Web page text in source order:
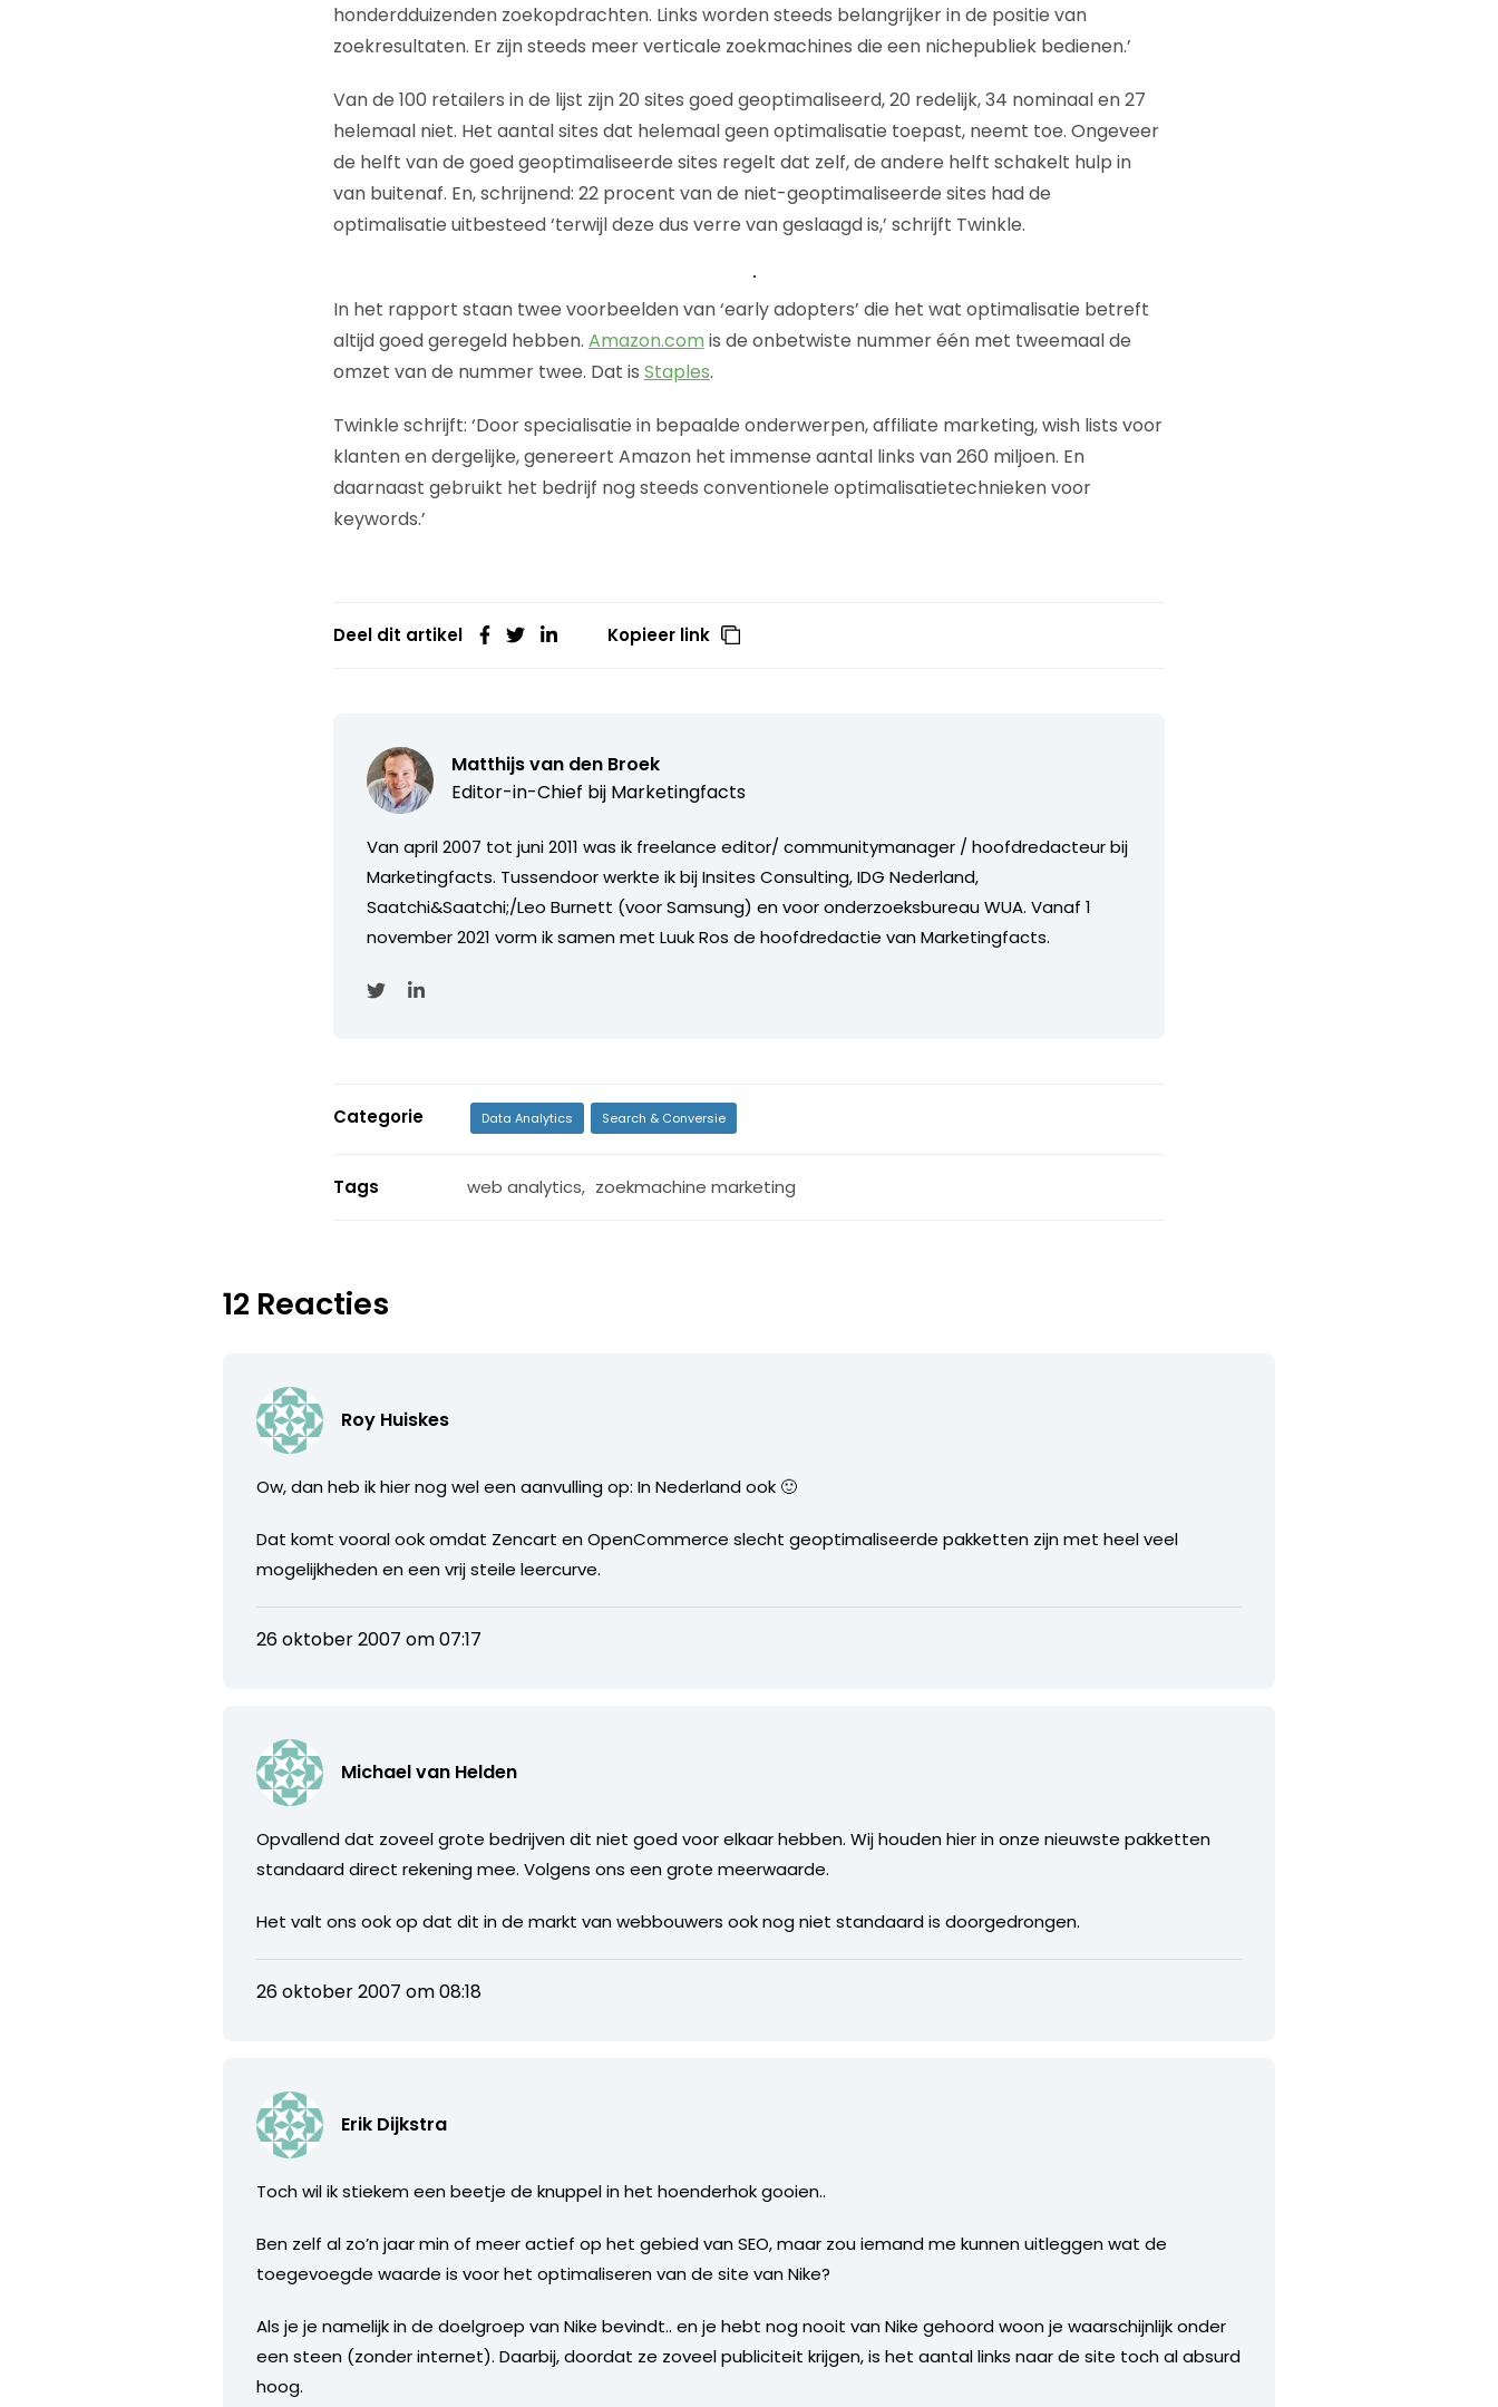
honderdduizenden zoekopdrachten. Links worden steeds belangrijker in de positie van
zoekresultaten. Er zijn steeds meer verticale zoekmachines die een nichepubliek bedienen.’
Van de 100 retailers in de lijst zijn 20 sites goed geoptimaliseerd, 20 redelijk, 34 nominaal en 27
helemaal niet. Het aantal sites dat helemaal geen optimalisatie toepast, neemt toe. Ongeveer
de helft van de goed geoptimaliseerde sites regelt dat zelf, de andere helft schakelt hulp in
van buitenaf. En, schrijnend: 22 procent van de niet-geoptimaliseerde sites had de
optimalisatie uitbesteed ‘terwijl deze dus verre van geslaagd is,’ schrijft Twinkle.
In het rapport staan twee voorbeelden van ‘early adopters’ die het wat optimalisatie betreft
altijd goed geregeld hebben. Amazon.com is de onbetwiste nummer één met tweemaal de
omzet van de nummer twee. Dat is Staples.
Twinkle schrijft: ‘Door specialisatie in bepaalde onderwerpen, affiliate marketing, wish lists voor
klanten en dergelijke, genereert Amazon het immense aantal links van 260 miljoen. En
daarnaast gebruikt het bedrijf nog steeds conventionele optimalisatietechnieken voor
keywords.’
Deel dit artikel Kopieer link
Matthijs van den Broek
Editor-in-Chief bij Marketingfacts
Van april 2007 tot juni 2011 was ik freelance editor/ communitymanager / hoofdredacteur bij
Marketingfacts. Tussendoor werkte ik bij Insites Consulting, IDG Nederland,
Saatchi&Saatchi;/Leo Burnett (voor Samsung) en voor onderzoeksbureau WUA. Vanaf 1
november 2021 vorm ik samen met Luuk Ros de hoofdredactie van Marketingfacts.
Categorie Data Analytics Search & Conversie
Tags web analytics, zoekmachine marketing
12 Reacties
Roy Huiskes
Ow, dan heb ik hier nog wel een aanvulling op: In Nederland ook 🙂
Dat komt vooral ook omdat Zencart en OpenCommerce slecht geoptimaliseerde pakketten zijn met heel veel
mogelijkheden en een vrij steile leercurve.
26 oktober 2007 om 07:17
Michael van Helden
Opvallend dat zoveel grote bedrijven dit niet goed voor elkaar hebben. Wij houden hier in onze nieuwste pakketten
standaard direct rekening mee. Volgens ons een grote meerwaarde.
Het valt ons ook op dat dit in de markt van webbouwers ook nog niet standaard is doorgedrongen.
26 oktober 2007 om 08:18
Erik Dijkstra
Toch wil ik stiekem een beetje de knuppel in het hoenderhok gooien..
Ben zelf al zo’n jaar min of meer actief op het gebied van SEO, maar zou iemand me kunnen uitleggen wat de
toegevoegde waarde is voor het optimaliseren van de site van Nike?
Als je je namelijk in de doelgroep van Nike bevindt.. en je hebt nog nooit van Nike gehoord woon je waarschijnlijk onder
een steen (zonder internet). Daarbij, doordat ze zoveel publiciteit krijgen, is het aantal links naar de site toch al absurd
hoog.